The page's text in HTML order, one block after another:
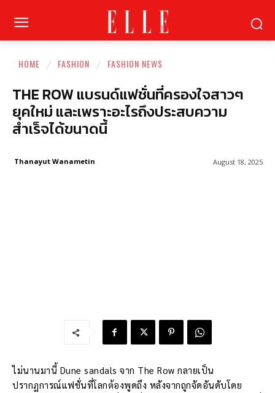
HOME FASHION FASHION NEWS
THE ROW แบรนด์แฟชั่นที่ครองใจสาวๆ
ยุคใหม่ และเพราะอะไรถึงประสบความ
สำเร็จได้ขนาดนี้
August 18, 2025
Thanayut Wanametin
ไม่นานมานี้ Dune sandals จาก The Row กลายเป็น
ปรากฏการณ์แฟชั่นที่โลกต้องพูดถึง หลังจากถูกจัดอันดับโดย